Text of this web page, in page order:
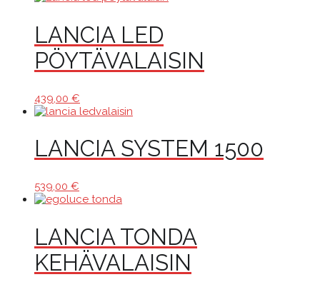
LANCIA LED
PÖYTÄVALAISIN
439,00 €
LANCIA SYSTEM 1500
539,00 €
LANCIA TONDA
KEHÄVALAISIN